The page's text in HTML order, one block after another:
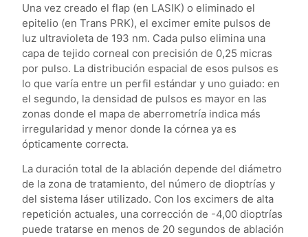
Una vez creado el flap (en LASIK) o eliminado el
epitelio (en Trans PRK), el excimer emite pulsos de
luz ultravioleta de 193 nm. Cada pulso elimina una
capa de tejido corneal con precisión de 0,25 micras
por pulso. La distribución espacial de esos pulsos es
lo que varía entre un perfil estándar y uno guiado: en
el segundo, la densidad de pulsos es mayor en las
zonas donde el mapa de aberrometría indica más
irregularidad y menor donde la córnea ya es
ópticamente correcta.
La duración total de la ablación depende del diámetro
de la zona de tratamiento, del número de dioptrías y
del sistema láser utilizado. Con los excimers de alta
repetición actuales, una corrección de -4,00 dioptrías
puede tratarse en menos de 20 segundos de ablación